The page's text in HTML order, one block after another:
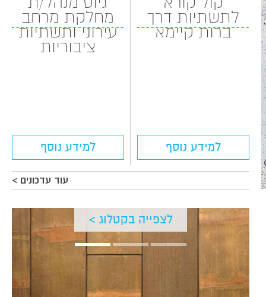
לתשתיות דרך
ברות קיימא
למידע נוסף
מחלקת מרחב
עירוני ותשתיות
ציבוריות
למידע נוסף
עוד עדכונים >
לצפייה בקטלוג >